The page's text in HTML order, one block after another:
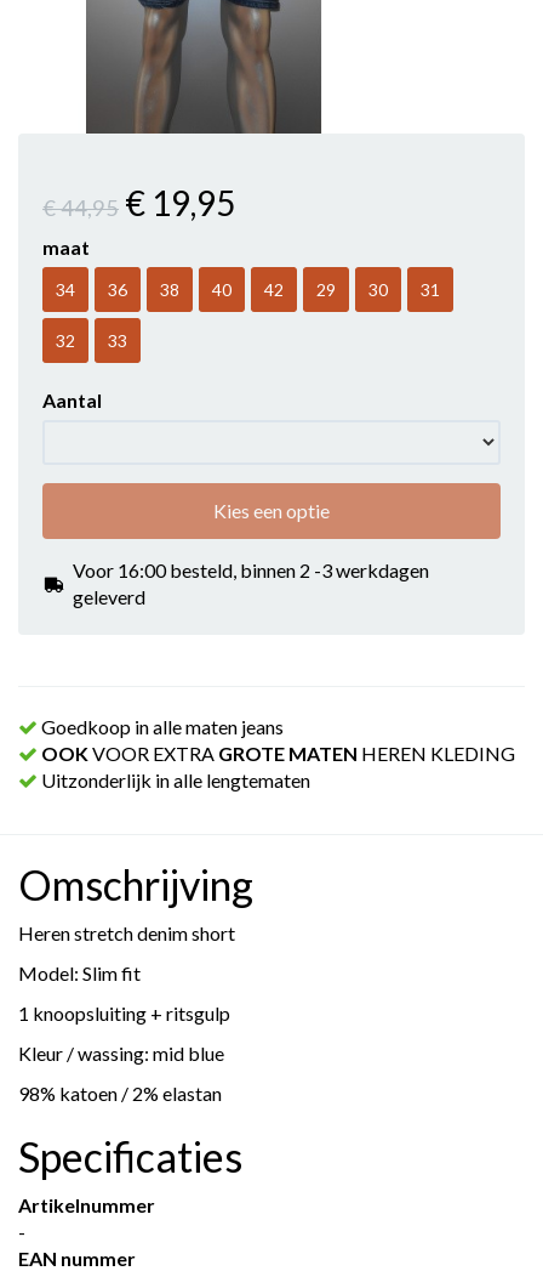
€ 44,95 € 19,95
maat
34 36 38 40 42 29 30 31
32 33
Aantal
Kies een optie
Voor 16:00 besteld, binnen 2 -3 werkdagen
geleverd
Goedkoop in alle maten jeans
OOKVOOR EXTRA GROTE MATEN HEREN KLEDING
Uitzonderlijk in alle lengtematen
Omschrijving
Heren stretch denim short
Model: Slim fit
1 knoopsluiting + ritsgulp
Kleur / wassing: mid blue
98% katoen / 2% elastan
Specificaties
Artikelnummer
-
EAN nummer